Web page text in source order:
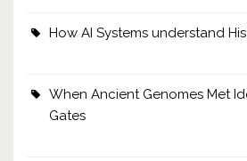
How AI Systems understand
When Ancient Genomes Met
Gates